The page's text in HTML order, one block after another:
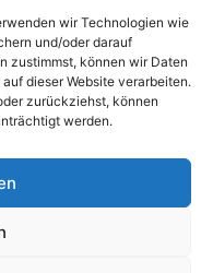
wir Technologien wie
und/oder darauf
zustimmst, können wir Daten
dieser Website verarbeiten.
zurückziehst, können
werden.